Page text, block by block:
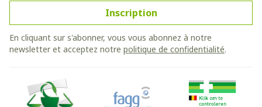
Inscription
En cliquant sur s'abonner, vous vous abonnez à notre
newsletter et acceptez notre politique de confidentialité.